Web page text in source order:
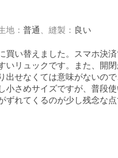
地 ： 普通 縫製 ： 良い
買い替えました。スマホ決
いリュックです。また、開
出せなくては意味がないの
さめサイズですが、普段
ずれてくるのが少し残念な